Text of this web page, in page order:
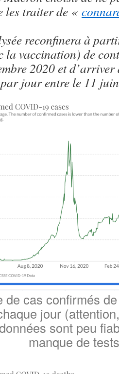
les traiter de «
reconfinera à
la vaccination) de
2020 et
jour entre le 11
de cas confirmés
jour
sont peu
manque de